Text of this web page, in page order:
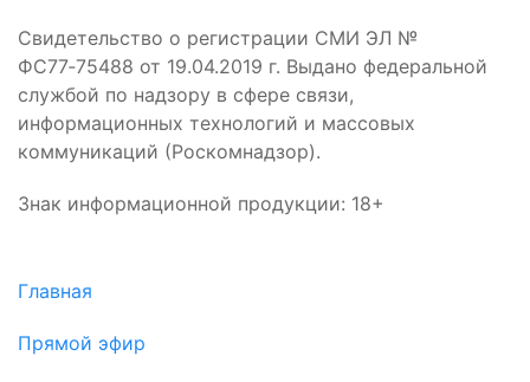
Свидетельство о регистрации СМИ ЭЛ №
ФС77‑75488 от 19.04.2019 г. Выдано федеральной
службой по надзору в сфере связи,
информационных технологий и массовых
коммуникаций (Роскомнадзор).
Знак информационной продукции: 18+
Главная
Прямой эфир